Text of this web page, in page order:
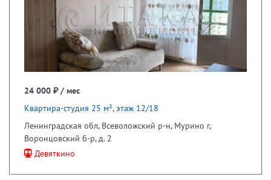
24 000 ₽ / мес
Квартира-студия 25 м², этаж 12/18
Ленинградская обл, Всеволожский р-н, Мурино г,
Воронцовский б-р, д. 2
Девяткино